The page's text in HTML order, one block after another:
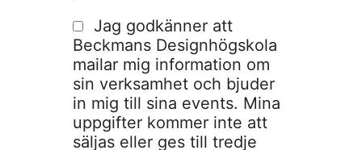
Jag godkänner att
Beckmans Designhögskola
mailar mig information om
sin verksamhet och bjuder
in mig till sina events. Mina
uppgifter kommer inte att
säljas eller ges till tredje